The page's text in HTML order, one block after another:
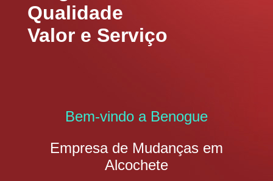
Qualidade
Valor e Serviço
Bem-vindo a Benogue
Empresa de Mudanças em
Alcochete